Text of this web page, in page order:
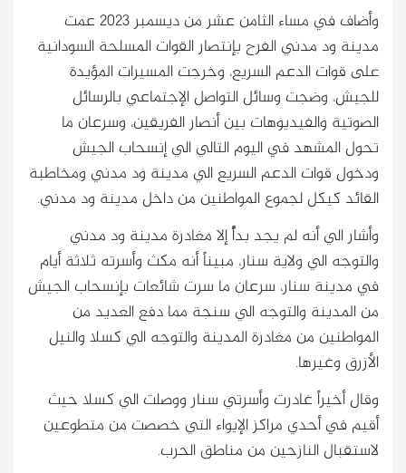
وأضاف في مساء الثامن عشر من ديسمبر 2023 عمت
مدينة ود مدني الفرح بإنتصار القوات المسلحة السودانية
على قوات الدعم السريع، وخرجت المسيرات المؤيدة
للجيش، وضجت وسائل التواصل الإجتماعي بالرسائل
الصوتية والفيديوهات بين أنصار الفريقين، وسرعان ما
تحول المشهد في اليوم التالي الي إنسحاب الجيش
ودخول قوات الدعم السريع الي مدينة ود مدني ومخاطبة
القائد كيكل لجموع المواطنين من داخل مدينة ود مدني.
وأشار الي أنه لم يجد بدأً إلا مغادرة مدينة ود مدني
والتوجه الي ولاية سنار، مبيناً أنه مكث وأسرته ثلاثة أيام
في مدينة سنار، سرعان ما سرت شائعات بإنسحاب الجيش
من المدينة والتوجه الي سنجة مما دفع العديد من
المواطنين من مغادرة المدينة والتوجه الي كسلا والنيل
الأزرق وغيرها.
وقال أخيراً غادرت وأسرتي سنار ووصلت الي كسلا حيث
أقيم في أحدي مراكز الإيواء التي خصصت من متطوعين
لاستقبال النازحين من مناطق الحرب.